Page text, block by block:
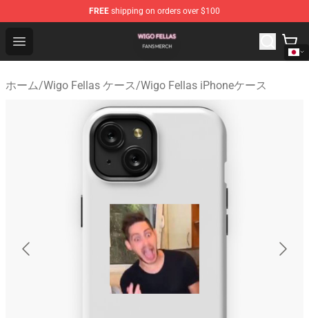
FREE shipping on orders over $100
Open menu
Wigo Fellas Shop - Official Wigo Fellas Merchandise
ホーム/Wigo Fellas ケース/Wigo Fellas iPhoneケース